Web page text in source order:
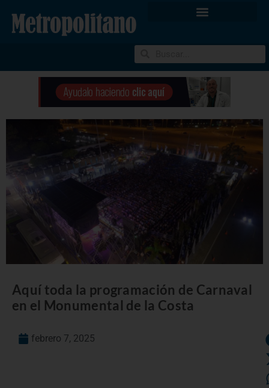
Aquí toda la programación de Carnaval
en el Monumental de la Costa
febrero 7, 2025